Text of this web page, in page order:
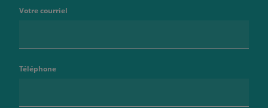
Votre courriel
Téléphone